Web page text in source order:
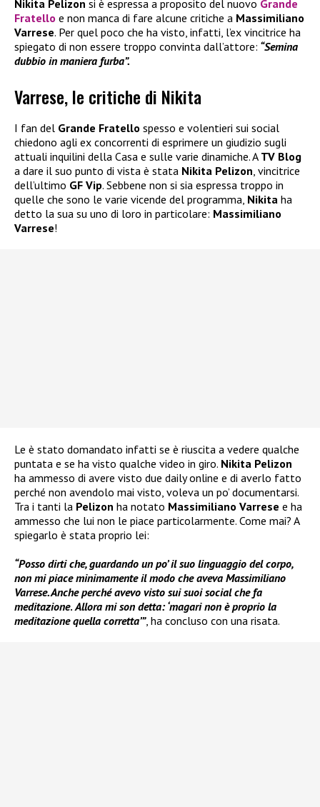
Nikita Pelizon si è espressa a proposito del nuovo Grande
Fratello e non manca di fare alcune critiche a Massimiliano
Varrese. Per quel poco che ha visto, infatti, l’ex vincitrice ha
spiegato di non essere troppo convinta dall’attore: “Semina
dubbio in maniera furba”.
Varrese, le critiche di Nikita
I fan del Grande Fratello spesso e volentieri sui social
chiedono agli ex concorrenti di esprimere un giudizio sugli
attuali inquilini della Casa e sulle varie dinamiche. A TV Blog
a dare il suo punto di vista è stata Nikita Pelizon , vincitrice
dell’ultimo GF Vip. Sebbene non si sia espressa troppo in
quelle che sono le varie vicende del programma, Nikita ha
detto la sua su uno di loro in particolare: Massimiliano
Varrese!
Le è stato domandato infatti se è riuscita a vedere qualche
puntata e se ha visto qualche video in giro. Nikita Pelizon
ha ammesso di avere visto due daily online e di averlo fatto
perché non avendolo mai visto, voleva un po’ documentarsi.
Tra i tanti la Pelizon ha notato Massimiliano Varrese e ha
ammesso che lui non le piace particolarmente. Come mai? A
spiegarlo è stata proprio lei:
“Posso dirti che, guardando un po’ il suo linguaggio del corpo,
non mi piace minimamente il modo che aveva Massimiliano
Varrese. Anche perché avevo visto sui suoi social che fa
meditazione. Allora mi son detta: ‘magari non è proprio la
meditazione quella corretta’”, ha concluso con una risata.